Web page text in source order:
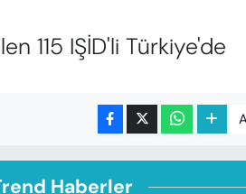
115 IŞİD'li Türkiye'de
Haberler